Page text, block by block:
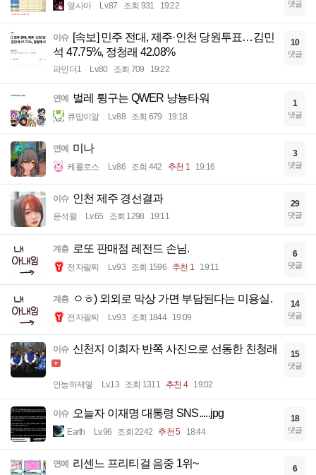
옆사마 Lv.87 조회 931 19:22 댓글
이슈
[속보] 민주 전대, 제주·인천 당원투표…김민
석 47.75%, 정청래 42.08%
파인더1 Lv.80 조회 709 19:22
10
댓글
연예 벌레 튕구는 QWER 냥뇽타워
큐땁이알 Lv.88 조회 679 19:18
1
댓글
연예 미나
케를로스 Lv.86 조회 442 추천 1 19:16
3
댓글
이슈 인천 제주 경선결과
윤석렬 Lv.65 조회 1298 19:11
29
댓글
계층 로또 판매점 레전드 손님.
전자팔찌 Lv.93 조회 1596 추천 1 19:11
6
댓글
계층 ㅇㅎ) 외외로 막상 가면 부담된다는 미용실.
전자팔찌 Lv.93 조회 1844 19:09
14
댓글
이슈 신천지 이희자 반쪽 사진으로 선동한 친청래
안능하제옇 Lv.13 조회 1311 추천 4 19:02
15
댓글
이슈 오늘자 이재명 대통령 SNS.....jpg
Earth Lv.96 조회 2242 추천 5 18:44
18
댓글
연예 리센느 프리티걸 음중 1위~ 6